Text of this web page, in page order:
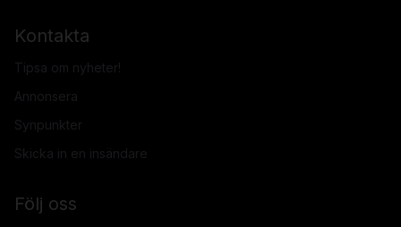
Kontakta
Tipsa om nyheter!
Annonsera
Synpunkter
Skicka in en insändare
Följ oss